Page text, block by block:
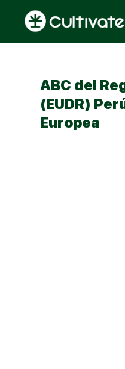
ABC del
(EUDR)
Europea